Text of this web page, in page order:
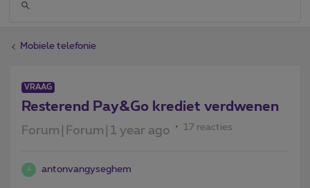
Mobiele telefonie
VRAAG
Resterend Pay&Go krediet verdwenen
Forum|Forum|1 year ago 17 reacties
A antonvangyseghem